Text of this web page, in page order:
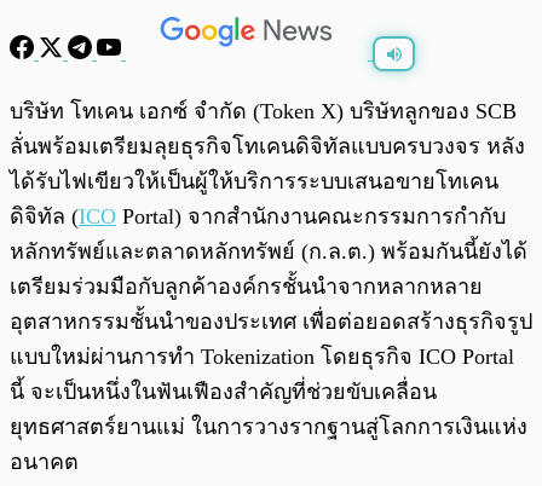
พร้อมเล่น
บริษัท โทเคน เอกซ์ จำกัด (Token X) บริษัทลูกของ SCB
ลั่นพร้อมเตรียมลุยธุรกิจโทเคนดิจิทัลแบบครบวงจร หลัง
ได้รับไฟเขียวให้เป็นผู้ให้บริการระบบเสนอขายโทเคน
ดิจิทัล (ICO Portal) จากสำนักงานคณะกรรมการกำกับ
หลักทรัพย์และตลาดหลักทรัพย์ (ก.ล.ต.) พร้อมกันนี้ยังได้
เตรียมร่วมมือกับลูกค้าองค์กรชั้นนำจากหลากหลาย
อุตสาหกรรมชั้นนำของประเทศ เพื่อต่อยอดสร้างธุรกิจรูป
แบบใหม่ผ่านการทำ Tokenization โดยธุรกิจ ICO Portal
นี้ จะเป็นหนึ่งในฟันเฟืองสำคัญที่ช่วยขับเคลื่อน
ยุทธศาสตร์ยานแม่ ในการวางรากฐานสู่โลกการเงินแห่ง
อนาคต